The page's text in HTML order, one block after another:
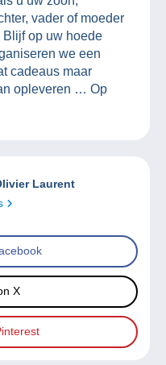
vader of moeder
Blijf op uw hoede
we een
cadeaus maar
opleveren … Op
Laurent
X